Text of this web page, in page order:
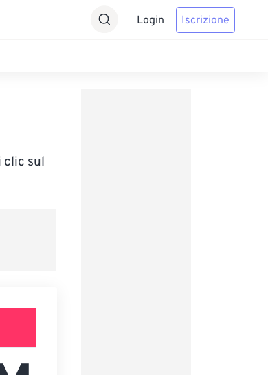
Login Iscrizione
clic sul